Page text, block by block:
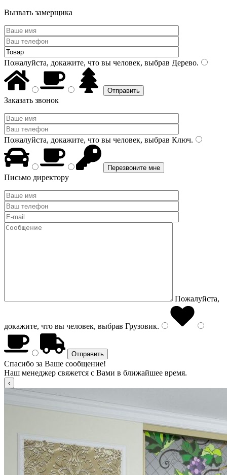
Вызвать замерщика
Пожалуйста, докажите, что вы человек, выбрав Дерево.
Заказать звонок
Пожалуйста, докажите, что вы человек, выбрав Ключ.
Письмо директору
Пожалуйста,
докажите, что вы человек, выбрав Грузовик.
Спасибо за Ваше сообщение!
Наш менеджер свяжется с Вами в ближайшее время.